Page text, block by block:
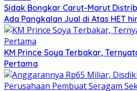
Sidak Bongkar Carut-Marut
Ada Pangkalan Jual di Atas HET
KM Prince Soya Terbakar,
Pertama